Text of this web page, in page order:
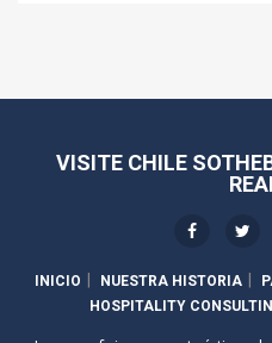
VISITE CHILE
INICIO NUESTRA HISTORIA
HOSPITALITY